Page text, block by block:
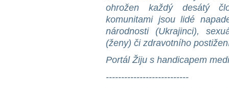
ohrožen každý desátý
komunitami jsou lidé
národnosti (Ukrajinci),
(ženy) či zdravotního
Portál Žiju s handicapem
---------------------------